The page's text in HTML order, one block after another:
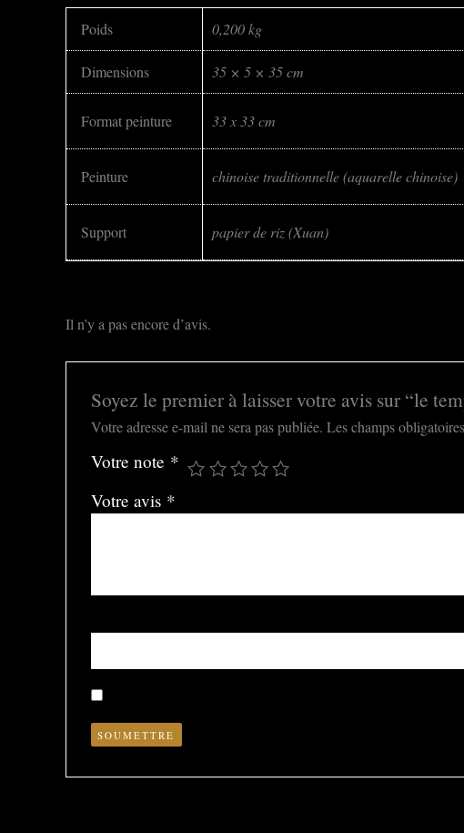
Poids 0,200 kg
Dimensions 35 × 5 × 35 cm
Format peinture 33 x 33 cm
Peinture chinoise traditionnelle (aquarelle chinoise)
Support papier de riz (Xuan)
Il n’y a pas encore d’avis.
Soyez le premier à laisser votre avis sur “le
Votre adresse e-mail ne sera pas publiée. Les champs
Votre note *
Votre avis *